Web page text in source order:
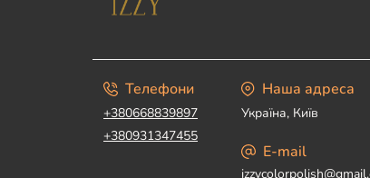
Телефони
+380668839897
+380931347455
Наша адреса
Україна, Київ
E-mail